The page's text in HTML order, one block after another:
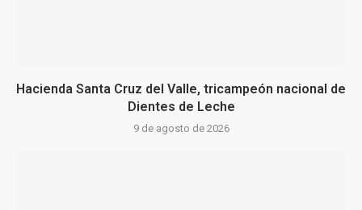
Hacienda Santa Cruz del Valle, tricampeón nacional de
Dientes de Leche
9 de agosto de 2026